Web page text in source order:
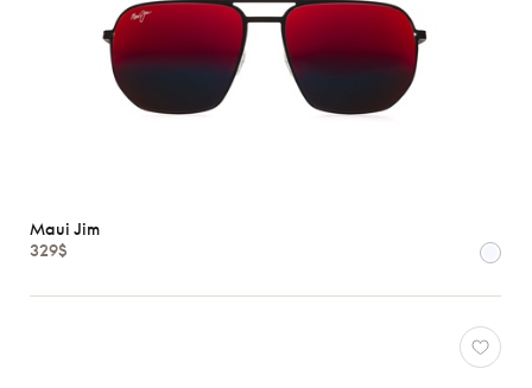
Maui Jim
329$